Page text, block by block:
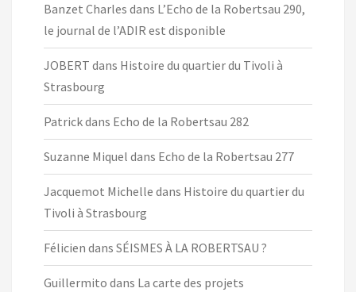
Banzet Charles dans L’Echo de la Robertsau 290,
le journal de l’ADIR est disponible
JOBERT dans Histoire du quartier du Tivoli à
Strasbourg
Patrickdans Echo de la Robertsau 282
Suzanne Miquel dans Echo de la Robertsau 277
Jacquemot Michelle dans Histoire du quartier du
Tivoli à Strasbourg
Félicien dans SÉISMES À LA ROBERTSAU ?
Guillermito dans La carte des projets